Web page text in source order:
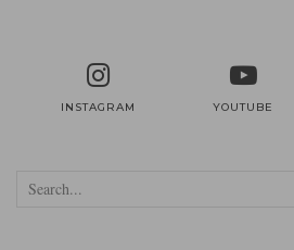
INSTAGRAM YOUTUBE